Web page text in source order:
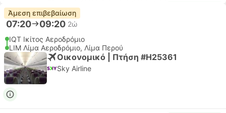
Άμεση επιβεβαίωση
07:20 09:20 2ώ
IQT Ικίτος Αεροδρόμιο
LIM Λίμα Αεροδρόμιο, Λίμα Περού
Οικονομικό | Πτήση #H25361
Sky Airline